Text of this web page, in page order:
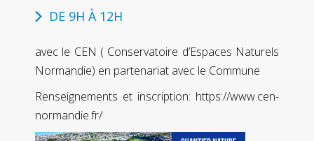
DE 9H À 12H
avec le CEN ( Conservatoire d’Espaces Naturels
Normandie) en partenariat avec le Commune
Renseignements et inscription: https://www.cen-
normandie.fr/